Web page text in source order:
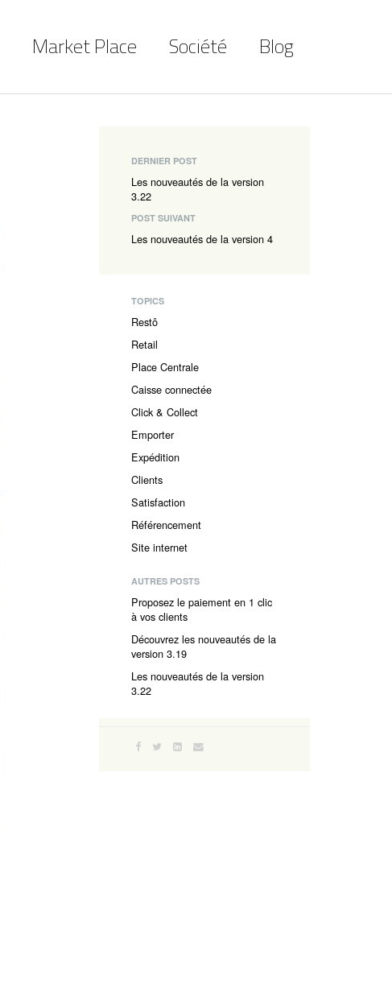
Market Place Société Blog
DERNIER POST
Les nouveautés de la version
3.22
POST SUIVANT
Les nouveautés de la version 4
TOPICS
Restô
Retail
Place Centrale
Caisse connectée
Click & Collect
Emporter
Expédition
Clients
Satisfaction
Référencement
Site internet
AUTRES POSTS
Proposez le paiement en 1 clic
à vos clients
Découvrez les nouveautés de la
version 3.19
Les nouveautés de la version
3.22